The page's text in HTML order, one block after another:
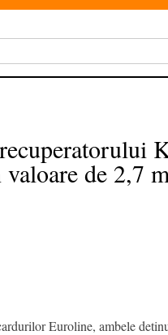
de 2,7
Euroline, ambele